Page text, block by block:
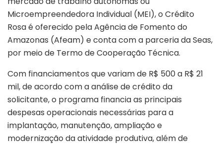
Microempreendedora Individual (MEI), o Crédito
Rosa é oferecido pela Agência de Fomento do
Amazonas (Afeam) e conta com a parceria da Seas,
por meio de Termo de Cooperação Técnica.
Com financiamentos que variam de R$ 500 a R$ 21
mil, de acordo com a análise de crédito da
solicitante, o programa financia as principais
despesas operacionais necessárias para a
implantação, manutenção, ampliação e
modernização da atividade produtiva, além de